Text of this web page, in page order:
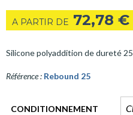
A PARTIR DE 72,78 €
Silicone polyaddition de dureté 25
Référence : Rebound 25
CONDITIONNEMENT